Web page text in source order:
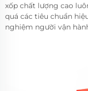
xốp chất lượng cao
quá các tiêu chuẩn
nghiệm người vận